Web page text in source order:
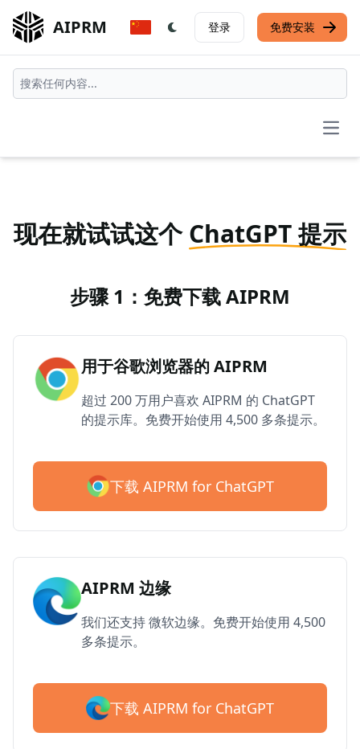
AIPRM 登录 免费安装
现在就试试这个ChatGPT 提示
步骤 1：免费下载 AIPRM
用于谷歌浏览器的 AIPRM
超过 200 万用户喜欢 AIPRM 的 ChatGPT
的提示库。免费开始使用 4,500 多条提示。
下载 AIPRM for ChatGPT
AIPRM 边缘
我们还支持 微软边缘。免费开始使用 4,500
多条提示。
下载 AIPRM for ChatGPT